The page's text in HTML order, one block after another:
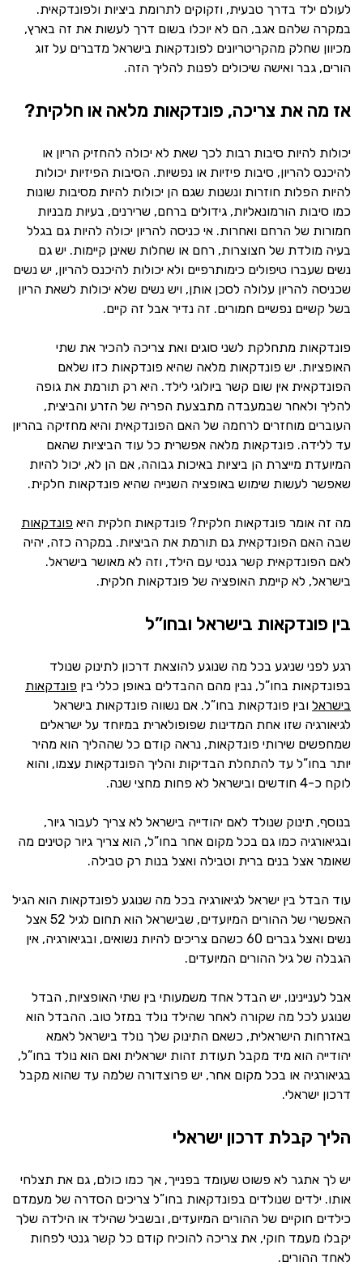
לעולם ילד בדרך טבעית, וזקוקים לתרומת ביציות ולפונדקאית.
במקרה שלהם אגב, הם לא יוכלו בשום דרך לעשות את זה בארץ,
מכיוון שחלק מהקריטריונים לפונדקאות בישראל מדברים על זוג
הורים, גבר ואישה שיכולים לפנות להליך הזה.
אז מה את צריכה, פונדקאות מלאה או חלקית?
יכולות להיות סיבות רבות לכך שאת לא יכולה להחזיק הריון או
להיכנס להריון, סיבות פיזיות או נפשיות. הסיבות הפיזיות יכולות
להיות הפלות חוזרות ונשנות שגם הן יכולות להיות מסיבות שונות
כמו סיבות הורמונאליות, גידולים ברחם, שרירנים, בעיות מבניות
חמורות של הרחם ואחרות. אי כניסה להריון יכולה להיות גם בגלל
בעיה מולדת של חצוצרות, רחם או שחלות שאינן קיימות. יש גם
נשים שעברו טיפולים כימותרפיים ולא יכולות להיכנס להריון, יש נשים
שכניסה להריון עלולה לסכן אותן, ויש נשים שלא יכולות לשאת הריון
בשל קשיים נפשיים חמורים. זה נדיר אבל זה קיים.
פונדקאות מתחלקת לשני סוגים ואת צריכה להכיר את שתי
האופציות. יש פונדקאות מלאה שהיא פונדקאות כזו שלאם
הפונדקאית אין שום קשר ביולוגי לילד. היא רק תורמת את גופה
להליך ולאחר שבמעבדה מתבצעת הפריה של הזרע והביצית,
העוברים מוחזרים לרחמה של האם הפונדקאית והיא מחזיקה בהריון
עד ללידה. פונדקאות מלאה אפשרית כל עוד הביציות שהאם
המיועדת מייצרת הן ביציות באיכות גבוהה, אם הן לא, יכול להיות
שאפשר לעשות שימוש באופציה השנייה שהיא פונדקאות חלקית.
מה זה אומר פונדקאות חלקית? פונדקאות חלקית היא פונדקאות
שבה האם הפונדקאית גם תורמת את הביציות. במקרה כזה, יהיה
לאם הפונדקאית קשר גנטי עם הילד, וזה לא מאושר בישראל.
בישראל, לא קיימת האופציה של פונדקאות חלקית.
בין פונדקאות בישראל ובחו”ל
רגע לפני שניגע בכל מה שנוגע להוצאת דרכון לתינוק שנולד
בפונדקאות בחו”ל, נבין מהם ההבדלים באופן כללי בין פונדקאות
בישראל ובין פונדקאות בחו”ל. אם נשווה פונדקאות בישראל
לגיאורגיה שזו אחת המדינות שפופולארית במיוחד על ישראלים
שמחפשים שירותי פונדקאות, נראה קודם כל שההליך הוא מהיר
יותר בחו”ל עד להתחלת הבדיקות והליך הפונדקאות עצמו, והוא
לוקח כ-4 חודשים ובישראל לא פחות מחצי שנה.
בנוסף, תינוק שנולד לאם יהודייה בישראל לא צריך לעבור גיור,
ובגיאורגיה כמו גם בכל מקום אחר בחו”ל, הוא צריך גיור קטינים מה
שאומר אצל בנים ברית וטבילה ואצל בנות רק טבילה.
עוד הבדל בין ישראל לגיאורגיה בכל מה שנוגע לפונדקאות הוא הגיל
האפשרי של ההורים המיועדים, שבישראל הוא תחום לגיל 52 אצל
נשים ואצל גברים 60 כשהם צריכים להיות נשואים, ובגיאורגיה, אין
הגבלה של גיל ההורים המיועדים.
אבל לעניינינו, יש הבדל אחד משמעותי בין שתי האופציות, הבדל
שנוגע לכל מה שקורה לאחר שהילד נולד במזל טוב. ההבדל הוא
באזרחות הישראלית, כשאם התינוק שלך נולד בישראל לאמא
יהודייה הוא מיד מקבל תעודת זהות ישראלית ואם הוא נולד בחו”ל,
בגיאורגיה או בכל מקום אחר, יש פרוצדורה שלמה עד שהוא מקבל
דרכון ישראלי.
הליך קבלת דרכון ישראלי
יש לך אתגר לא פשוט שעומד בפנייך, אך כמו כולם, גם את תצלחי
אותו. ילדים שנולדים בפונדקאות בחו”ל צריכים הסדרה של מעמדם
כילדים חוקיים של ההורים המיועדים, ובשביל שהילד או הילדה שלך
יקבלו מעמד חוקי, את צריכה להוכיח קודם כל קשר גנטי לפחות
לאחד ההורים.